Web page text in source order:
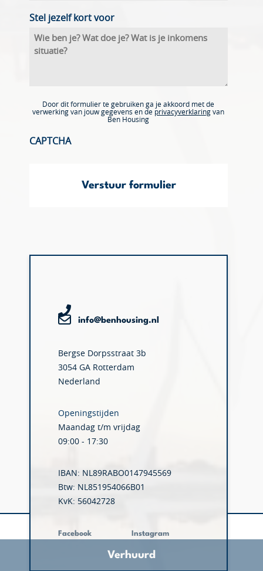
Verhuurd
Stel jezelf kort voor
Door dit formulier te gebruiken ga je akkoord met de
verwerking van jouw gegevens en de privacyverklaring van
Ben Housing
CAPTCHA
info@benhousing.nl
Bergse Dorpsstraat 3b
3054 GA Rotterdam
Nederland
Openingstijden
Maandag t/m vrijdag
09:00 - 17:30
IBAN: NL89RABO0147945569
Btw: NL851954066B01
KvK: 56042728
Facebook Instagram